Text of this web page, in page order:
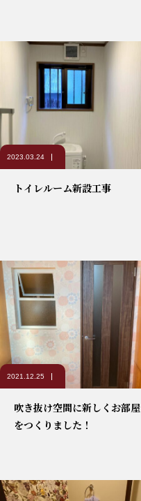
2023.03.24
トイレルーム新設工事
2021.12.25
吹き抜け空間に新しくお部屋
をつくりました！